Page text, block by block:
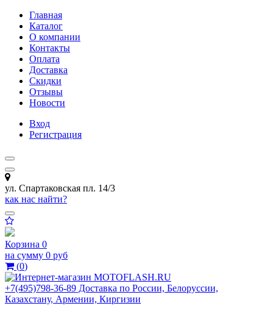
Главная
Каталог
О компании
Контакты
Оплата
Доставка
Скидки
Отзывы
Новости
Вход
Регистрация
ул. Спартаковская пл. 14/3
как нас найти?
Корзина 0
на сумму 0 руб
(0)
+7(495)798-36-89 Доставка по России, Белоруссии,
Казахстану, Армении, Киргизии